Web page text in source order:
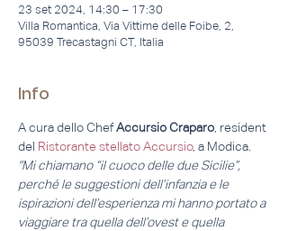
23 set 2024, 14:30 – 17:30
Villa Romantica, Via Vittime delle Foibe, 2,
95039 Trecastagni CT, Italia
Info
A cura dello Chef Accursio Craparo , resident
del Ristorante stellato Accursio, a Modica.
"Mi chiamano “il cuoco delle due Sicilie”,
perché le suggestioni dell’infanzia e le
ispirazioni dell’esperienza mi hanno portato a
viaggiare tra quella dell’ovest e quella